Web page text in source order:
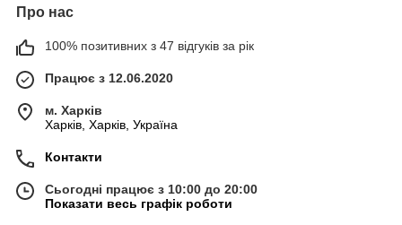
Про нас
100% позитивних з 47 відгуків за рік
Працює з 12.06.2020
м. Харків
Харків, Харків, Україна
Контакти
Сьогодні працює з 10:00 до 20:00
Показати весь графік роботи